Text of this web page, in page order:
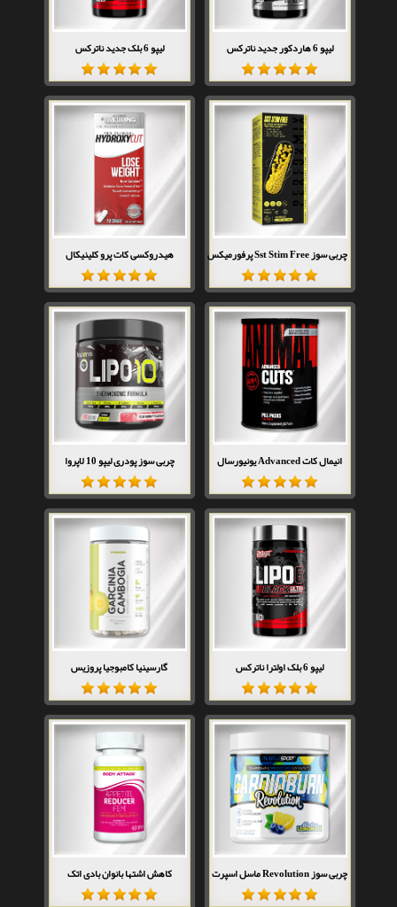
لیپو 6 هاردکور جدید ناترکس لیپو 6 بلک جدید ناترکس
چربی سوز Sst Stim Free پرفورمیکس هیدروکسی کات پرو کلینیکال
انیمال کات Advanced یونیورسال چربی سوز پودری لیپو 10 لاپروا
لیپو 6 بلک اولترا ناترکس گارسینیا کامبوجیا پروزیس
چربی سوز Revolution ماسل اسپرت کاهش اشتها بانوان بادی اتک